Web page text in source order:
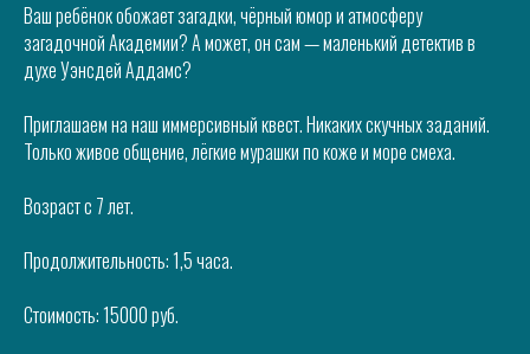
Ваш ребёнок обожает загадки, чёрный юмор и атмосферу
загадочной Академии? А может, он сам — маленький детектив в
духе Уэнсдей Аддамс?
Приглашаем на наш иммерсивный квест. Никаких скучных заданий.
Только живое общение, лёгкие мурашки по коже и море смеха.
Возраст с 7 лет.
Продолжительность: 1,5 часа.
Стоимость: 15000 руб.